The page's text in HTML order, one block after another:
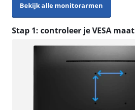
Bekijk alle monitorarmen
Stap 1: controleer je VESA maat